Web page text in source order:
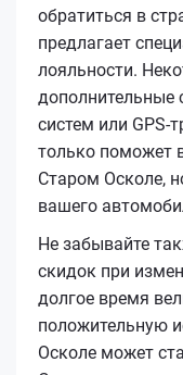
обратиться в
предлагает
лояльности.
дополнительные
систем или GPS-
только поможет
Старом Осколе,
вашего
Не забывайте
скидок при
долгое время
положительную
Осколе может